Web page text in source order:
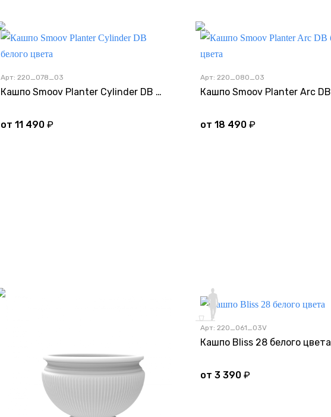
Арт: 220_078_03
Кашпо Smoov Planter Cylinder DB белого цвета
от 11 490 ₽
Арт: 220_080_03
от 18 490 ₽
Арт: 220_061_03V
Кашпо Bliss 28 белого цвета
от 3 390 ₽